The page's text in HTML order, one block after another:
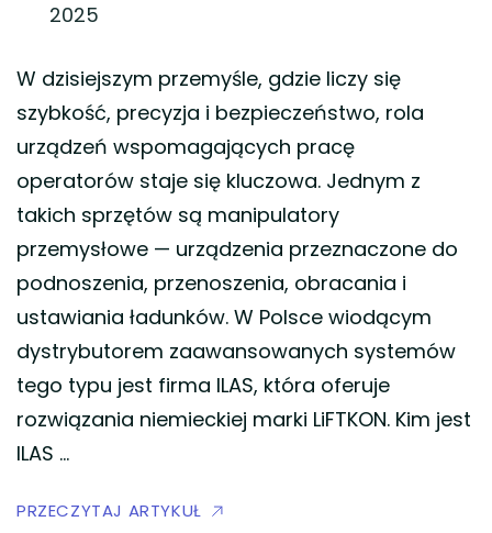
2025
W dzisiejszym przemyśle, gdzie liczy się
szybkość, precyzja i bezpieczeństwo, rola
urządzeń wspomagających pracę
operatorów staje się kluczowa. Jednym z
takich sprzętów są manipulatory
przemysłowe — urządzenia przeznaczone do
podnoszenia, przenoszenia, obracania i
ustawiania ładunków. W Polsce wiodącym
dystrybutorem zaawansowanych systemów
tego typu jest firma ILAS, która oferuje
rozwiązania niemieckiej marki LiFTKON. Kim jest
ILAS …
PRZECZYTAJ ARTYKUŁ